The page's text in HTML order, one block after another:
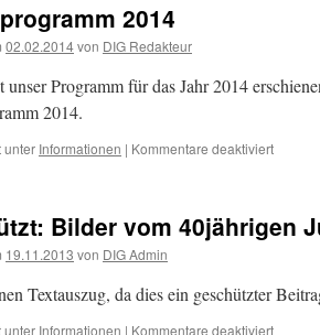
2014
02.02.2014von DIG Redakteur
Programm für das Jahr 2014
2014.
unter Informationen | Kommentare deaktiviertfür
Bilder vom 40jährigen
19.11.2013 von DIG Admin
Textauszug, da dies ein geschützter
unter Informationen | Kommentare deaktiviertfür